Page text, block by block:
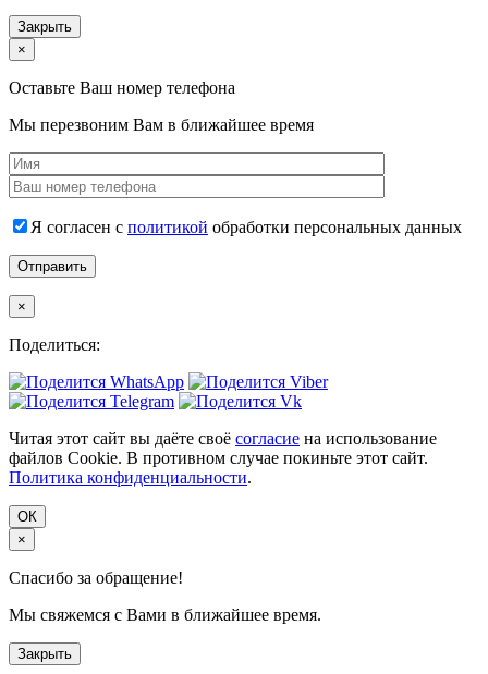
Закрыть
×
Оставьте Ваш номер телефона
Мы перезвоним Вам в ближайшее время
Я согласен с политикой обработки персональных данных
×
Поделиться:
Читая этот сайт вы даёте своё согласие на использование
файлов Cookie. В противном случае покиньте этот сайт.
Политика конфиденциальности.
ОК
×
Спасибо за обращение!
Мы свяжемся с Вами в ближайшее время.
Закрыть